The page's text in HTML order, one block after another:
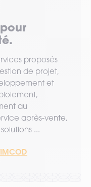
proposés
de projet,
et
au
après-vente,
...